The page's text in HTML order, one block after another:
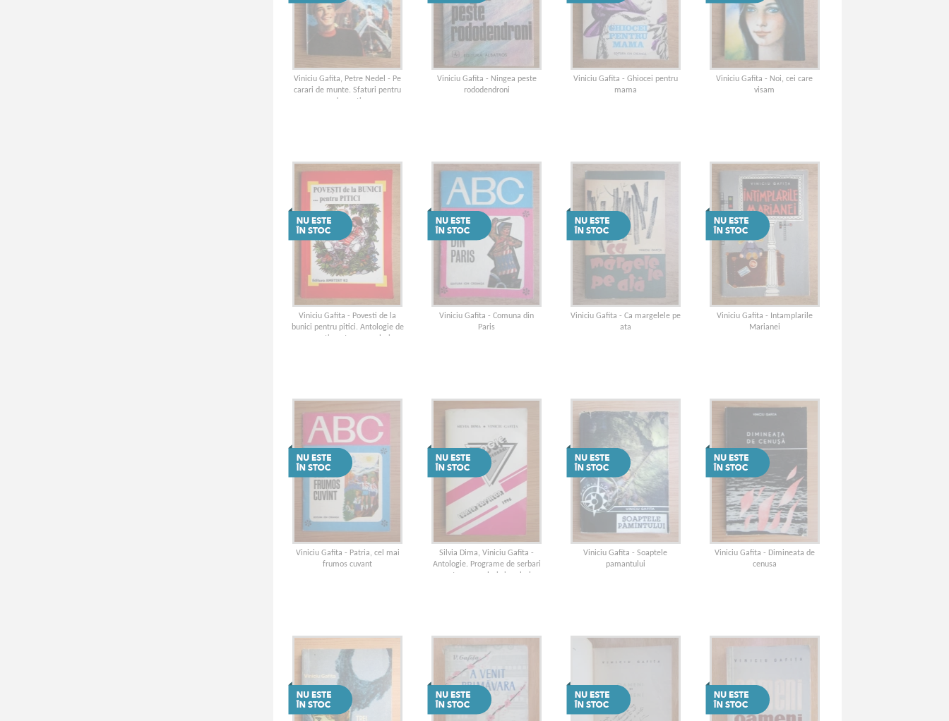
Viniciu Gafita, Petre Nedel - Pe
carari de munte. Sfaturi pentru
drumeti
Viniciu Gafita - Ningea peste
rododendroni
Viniciu Gafita - Ghiocei pentru
mama
Viniciu Gafita - Noi, cei care
visam
Viniciu Gafita - Povesti de la
bunici pentru pitici. Antologie de
povesti pentru prescolari
Viniciu Gafita - Comuna din
Paris
Viniciu Gafita - Ca margelele pe
ata
Viniciu Gafita - Intamplarile
Marianei
Viniciu Gafita - Patria, cel mai
frumos cuvant
Silvia Dima, Viniciu Gafita -
Antologie. Programe de serbari
pentru prescolari si scolari,
Viniciu Gafita - Soaptele
pamantului
Viniciu Gafita - Dimineata de
cenusa